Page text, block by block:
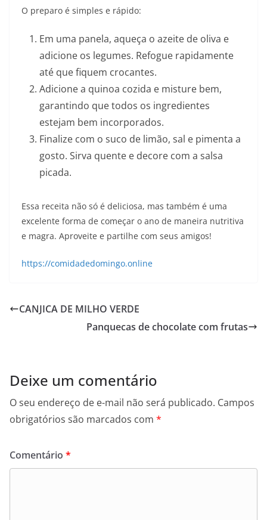
O preparo é simples e rápido:
Em uma panela, aqueça o azeite de oliva e
adicione os legumes. Refogue rapidamente
até que fiquem crocantes.
Adicione a quinoa cozida e misture bem,
garantindo que todos os ingredientes
estejam bem incorporados.
Finalize com o suco de limão, sal e pimenta a
gosto. Sirva quente e decore com a salsa
picada.
Essa receita não só é deliciosa, mas também é uma
excelente forma de começar o ano de maneira nutritiva
e magra. Aproveite e partilhe com seus amigos!
https://comidadedomingo.online
CANJICA DE MILHO VERDE
Panquecas de chocolate com frutas
Deixe um comentário
O seu endereço de e-mail não será publicado. Campos
obrigatórios são marcados com *
Comentário *